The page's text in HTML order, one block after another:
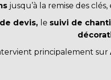
jusqu’à la remise des
devis, le suivi de
principalement sur